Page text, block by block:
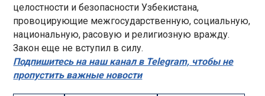
целостности и безопасности Узбекистана,
провоцирующие межгосударственную, социальную,
национальную, расовую и религиозную вражду.
Закон еще не вступил в силу.
Подпишитесь на наш канал в Telegram, чтобы не
пропустить важные новости